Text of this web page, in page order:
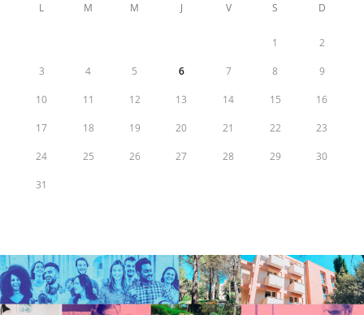
L M M J V S D
1 2
3 4 5 6 7 8 9
10 11 12 13 14 15 16
17 18 19 20 21 22 23
24 25 26 27 28 29 30
31